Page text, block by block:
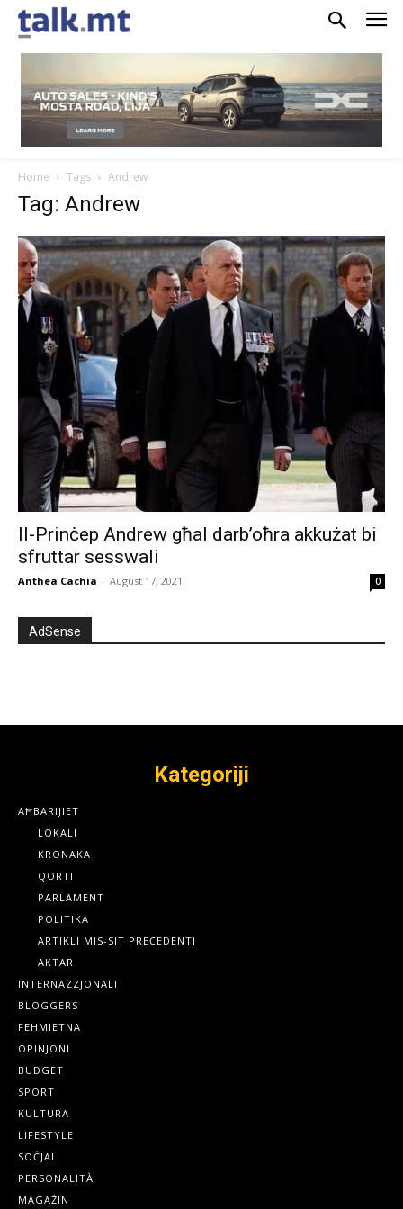
Home Tags Andrew
Tag: Andrew
Il-Prinċep Andrew għal darb’oħra akkużat bi
sfruttar sesswali
Anthea Cachia - August 17, 2021 0
AdSense
Kategoriji
AĦBARIJIET
LOKALI
KRONAKA
QORTI
PARLAMENT
POLITIKA
ARTIKLI MIS-SIT PREĊEDENTI
AKTAR
INTERNAZZJONALI
BLOGGERS
FEHMIETNA
OPINJONI
BUDGET
SPORT
KULTURA
LIFESTYLE
SOĊJAL
PERSONALITÀ
MAGAŻIN